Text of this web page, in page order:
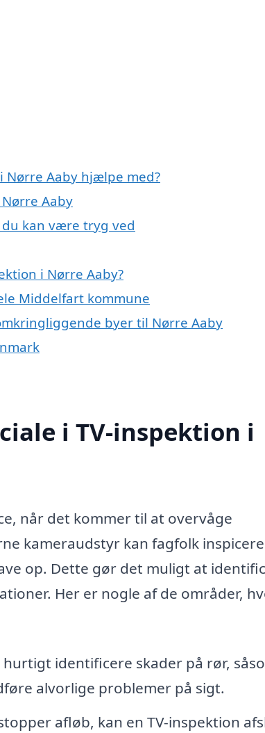
Nørre Aaby hjælpe med?
Aaby
du kan være tryg ved
i Nørre Aaby?
Middelfart kommune
byer til Nørre Aaby
i TV-inspektion i
når det kommer til at overvåge
kameraudstyr kan fagfolk inspicere
op. Dette gør det muligt at
Her er nogle af de områder,
hurtigt identificere skader på rør,
alvorlige problemer på sigt.
afløb, kan en TV-inspektion